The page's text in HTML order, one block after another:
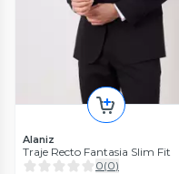
Alaniz
Traje Recto Fantasia Slim Fit
0(0)